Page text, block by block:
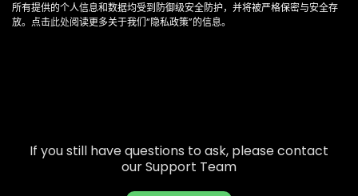
所有提供的个人信息和数据均受到防御级安全防护，并将被严格保密与安全存
放。点击此处阅读更多关于我们“隐私政策”的信息。
If you still have questions to ask, please contact
our Support Team